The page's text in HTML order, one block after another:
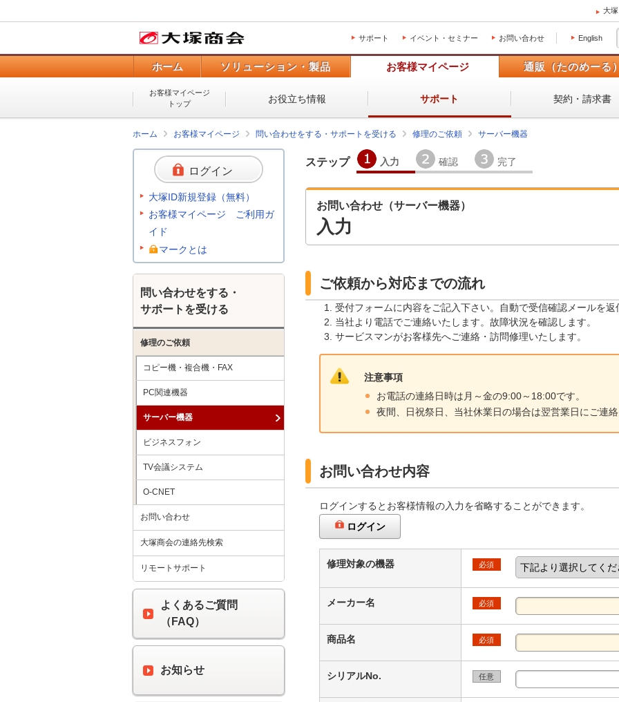
大
サポート イベント・セミナー お問い合わせ English
ホーム ソリューション・製品 お客様マイページ 通販（たのめーる
お客様マイページ
トップ
お役立ち情報 サポート 契約・請求書
ホーム お客様マイページ 問い合わせをする・サポートを受ける 修理のご依頼 サーバー機器
ステップ 入力 確認 完了
お問い合わせ（サーバー機器）
入力
ご依頼から対応までの流れ
受付フォームに内容をご記入下さい。自動で受信確認メールを返
当社より電話でご連絡いたします。故障状況を確認します。
サービスマンがお客様先へご連絡・訪問修理いたします。
注意事項
お電話の連絡日時は月～金の9:00～18:00です。
夜間、日祝祭日、当社休業日の場合は翌営業日にご連
お問い合わせ内容
ログインするとお客様情報の入力を省略することができます。
ログイン
修理対象の機器 必須
メーカー名 必須
商品名 必須
シリアルNo. 任意
ログイン
大塚ID新規登録（無料）
お客様マイページ ご利用ガ
イド
マークとは
問い合わせをする・
サポートを受ける
修理のご依頼
コピー機・複合機・FAX
PC関連機器
サーバー機器
ビジネスフォン
TV会議システム
O-CNET
お問い合わせ
大塚商会の連絡先検索
リモートサポート
よくあるご質問
（FAQ）
お知らせ